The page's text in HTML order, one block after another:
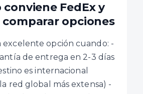
conviene FedEx y
opciones
excelente opción cuando: -
de entrega en 2-3 días
es internacional
red global más extensa) -